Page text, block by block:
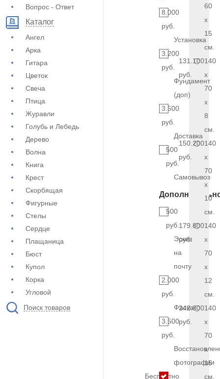
Вопрос - Ответ
Каталог
Ангел
Арка
Гитара
Цветок
Свеча
Птица
Журавли
Голубь и Лебедь
Дерево
Волна
Книга
Крест
Скорбящая
Фигурные
Стелы
Сердце
Плащаница
Бюст
Купол
Корка
Угловой
Поиск товаров
8.000
руб.
Установка
3.200
руб.
Фундамент
(доп)
3.500
руб.
Доставка
500
руб.
Самовывоз
500
руб.
Эскиз
на
почту
2.000
руб.
Фаска
3.500
руб.
фотографии
Бесплатно
60
x
15
см.
131.100
руб.
140
x
70
x
8
см.
150.200
руб.
140
x
70
x
10
см.
179.800
руб.
140
x
70
x
12
см.
242.800
руб.
140
x
70
x
15
см.